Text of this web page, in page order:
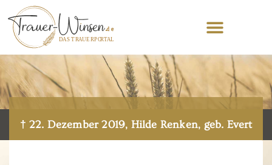
† 22. Dezember 2019, Hilde Renken, geb. Evert